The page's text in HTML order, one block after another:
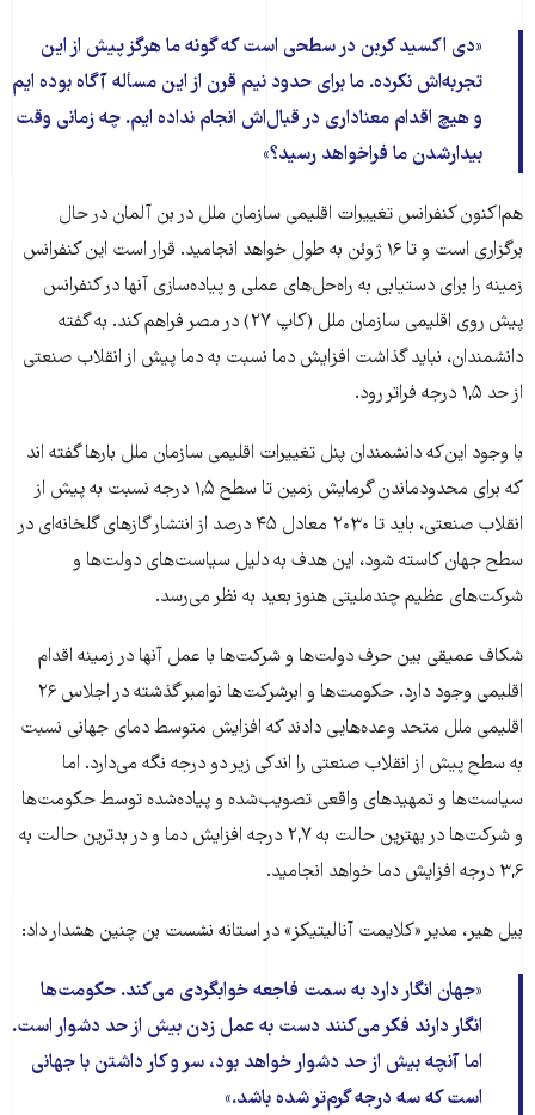
دی اکسید کربن در سطحی است که گونه ما هرگز پیش از این
تجربه‌اش نکرده. ما برای حدود نیم قرن از این مسأله آگاه بوده ایم
و هیچ اقدام معناداری در قبال‌اش انجام نداده ایم. چه زمانی وقت
بیدارشدن ما فراخواهد رسید؟
هم‌اکنون کنفرانس تغییرات اقلیمی سازمان ملل در بن آلمان در حال
برگزاری است و تا ۱۶ ژوئن به طول خواهد انجامید. قرار است این کنفرانس
زمینه را برای دستیابی به راه‌حل‌های عملی و پیاده‌سازی آنها در کنفرانس
پیش روی اقلیمی سازمان ملل (کاپ ۲۷) در مصر فراهم کند. به گفته
دانشمندان، نباید گذاشت افزایش دما نسبت به دما پیش از انقلاب صنعتی
از حد ۱,۵ درجه فراتر رود.
با وجود این‌که دانشمندان پنل تغییرات اقلیمی سازمان ملل بارها گفته اند
که برای محدودماندن گرمایش زمین تا سطح ۱,۵ درجه نسبت به پیش از
انقلاب صنعتی، باید تا ۲۰۳۰ معادل ۴۵ درصد از انتشار گازهای گلخانه‌ای در
سطح جهان کاسته شود، این هدف به دلیل سیاست‌های دولت‌ها و
شرکت‌های عظیم چندملیتی هنوز بعید به نظر می‌رسد.
شکاف عمیقی بین حرف دولت‌ها و شرکت‌ها با عمل آنها در زمینه اقدام
اقلیمی وجود دارد. حکومت‌ها و ابرشرکت‌ها نوامبر گذشته در اجلاس ۲۶
اقلیمی ملل متحد وعده‌هایی دادند که افزایش متوسط دمای جهانی نسبت
به سطح پیش از انقلاب صنعتی را اندکی زیر دو درجه نگه می‌دارد. اما
سیاست‌ها و تمهیدهای واقعی تصویب‌شده و پیاده‌شده توسط حکومت‌ها
و شرکت‌ها در بهترین حالت به ۲,۷ درجه افزایش دما و در بدترین حالت به
۳,۶ درجه افزایش دما خواهد انجامید.
بیل هیر،‌ مدیر «کلایمت آنالیتیکز» در استانه نشست بن چنین هشدار داد:‌
جهان انگار دارد به سمت فاجعه خوابگردی می‌کند. حکومت‌ها
انگار دارند فکر می‌کنند دست به عمل زدن بیش از حد دشوار است.
اما آنچه بیش از حد دشوار خواهد بود، سر و کار داشتن با جهانی
است که سه درجه گرم‌تر شده باشد.